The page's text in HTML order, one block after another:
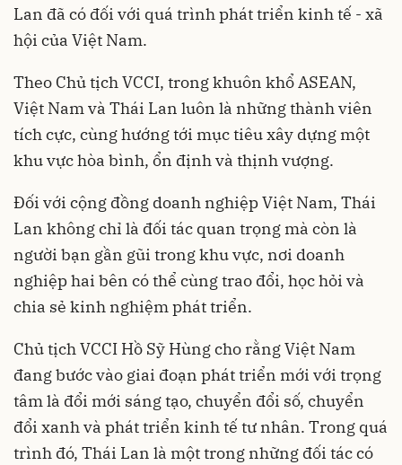
Lan đã có đối với quá trình phát triển kinh tế - xã
hội của Việt Nam.
Theo Chủ tịch VCCI, trong khuôn khổ ASEAN,
Việt Nam và Thái Lan luôn là những thành viên
tích cực, cùng hướng tới mục tiêu xây dựng một
khu vực hòa bình, ổn định và thịnh vượng.
Đối với cộng đồng doanh nghiệp Việt Nam, Thái
Lan không chỉ là đối tác quan trọng mà còn là
người bạn gần gũi trong khu vực, nơi doanh
nghiệp hai bên có thể cùng trao đổi, học hỏi và
chia sẻ kinh nghiệm phát triển.
Chủ tịch VCCI Hồ Sỹ Hùng cho rằng Việt Nam
đang bước vào giai đoạn phát triển mới với trọng
tâm là đổi mới sáng tạo, chuyển đổi số, chuyển
đổi xanh và phát triển kinh tế tư nhân. Trong quá
trình đó, Thái Lan là một trong những đối tác có